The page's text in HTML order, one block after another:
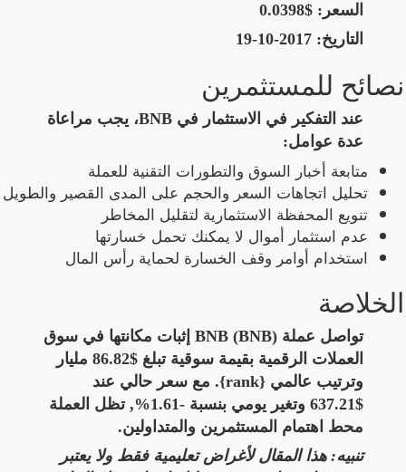
السعر: $0.0398
التاريخ: 2017-10-19
نصائح للمستثمرين
عند التفكير في الاستثمار في BNB، يجب مراعاة
عدة عوامل:
متابعة أخبار السوق والتطورات التقنية للعملة
تحليل اتجاهات السعر والحجم على المدى القصير والطويل
تنويع المحفظة الاستثمارية لتقليل المخاطر
عدم استثمار أموال لا يمكنك تحمل خسارتها
استخدام أوامر وقف الخسارة لحماية رأس المال
الخلاصة
تواصل عملة BNB (BNB) إثبات مكانتها في سوق
العملات الرقمية بقيمة سوقية تبلغ $86.82 مليار
وترتيب عالمي {rank}. مع سعر حالي عند
$637.21 وتغير يومي بنسبة -1.61%, تظل العملة
محط اهتمام المستثمرين والمتداولين.
تنبيه: هذا المقال لأغراض تعليمية فقط ولا يعتبر